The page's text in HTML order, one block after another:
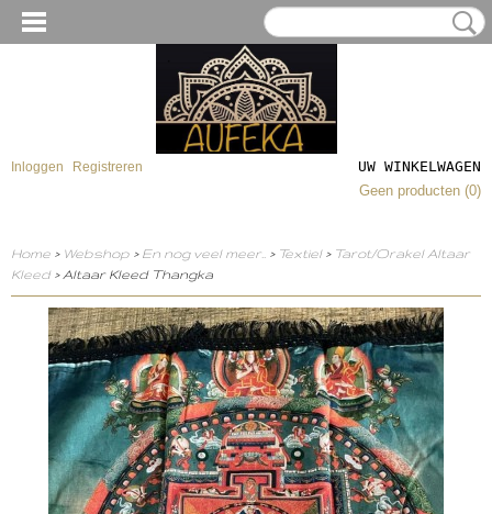
Inloggen Registreren
UW WINKELWAGEN
Geen producten (0)
Home > Webshop > En nog veel meer.. > Textiel> Tarot/Orakel Altaar
Kleed > Altaar Kleed Thangka